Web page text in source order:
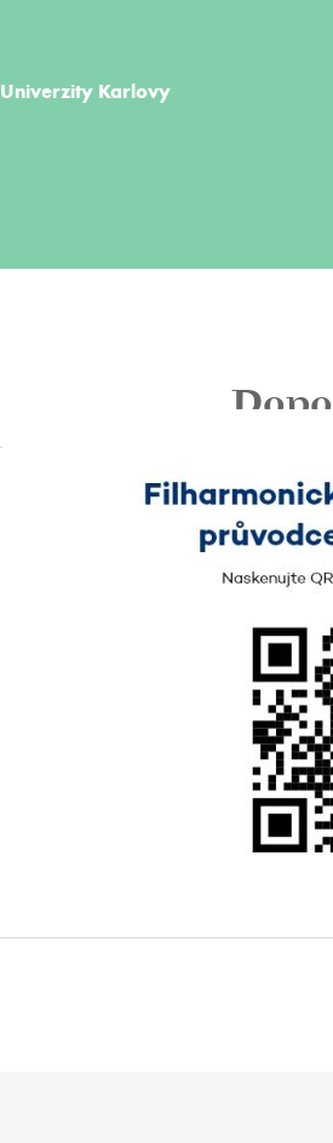
Univerzity Karlovy
Festival na ulici
ne